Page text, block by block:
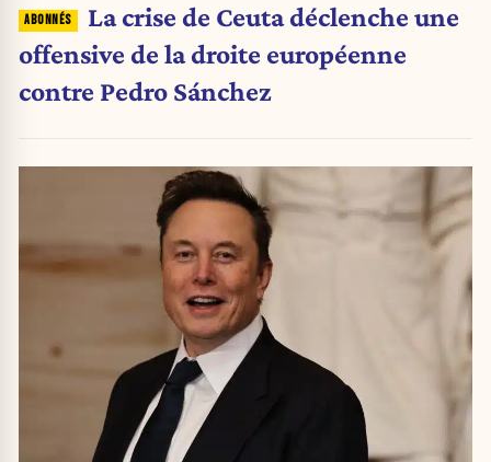
La crise de Ceuta déclenche une
offensive de la droite européenne
contre Pedro Sánchez